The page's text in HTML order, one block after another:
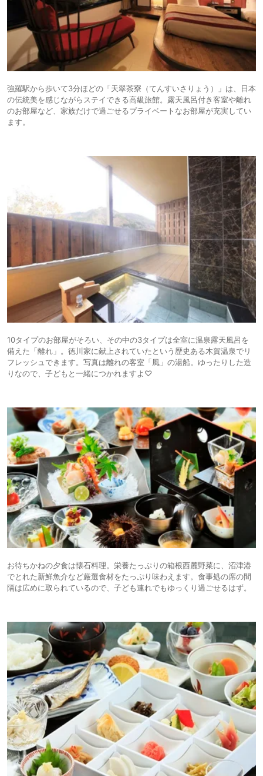
強羅駅から歩いて3分ほどの「天翠茶寮（てんすいさりょう）」は、日本
の伝統美を感じながらステイできる高級旅館。露天風呂付き客室や離れ
のお部屋など、家族だけで過ごせるプライベートなお部屋が充実してい
ます。
10タイプのお部屋がそろい、その中の3タイプは全室に温泉露天風呂を
備えた「離れ」。徳川家に献上されていたという歴史ある木賀温泉でリ
フレッシュできます。写真は離れの客室「風」の湯船。ゆったりした造
りなので、子どもと一緒につかれますよ♡
お待ちかねの夕食は懐石料理。栄養たっぷりの箱根西麓野菜に、沼津港
でとれた新鮮魚介など厳選食材をたっぷり味わえます。食事処の席の間
隔は広めに取られているので、子ども連れでもゆっくり過ごせるはず。